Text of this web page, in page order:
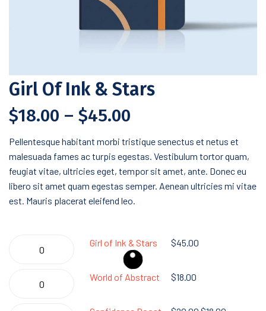
Girl Of Ink & Stars
$18.00 – $45.00
Pellentesque habitant morbi tristique senectus et netus et
malesuada fames ac turpis egestas. Vestibulum tortor quam,
feugiat vitae, ultricies eget, tempor sit amet, ante. Donec eu
libero sit amet quam egestas semper. Aenean ultricies mi vitae
est. Mauris placerat eleifend leo.
Girl of Ink & Stars $45.00
World of Abstract $18.00